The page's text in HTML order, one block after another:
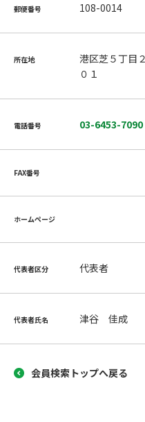
郵便番号 108-0014
所在地
港区芝５丁目
０１
電話番号 03-6453-7090
FAX番号
ホームページ
代表者区分 代表者
代表者氏名 津谷 佳成
会員検索トップへ戻る